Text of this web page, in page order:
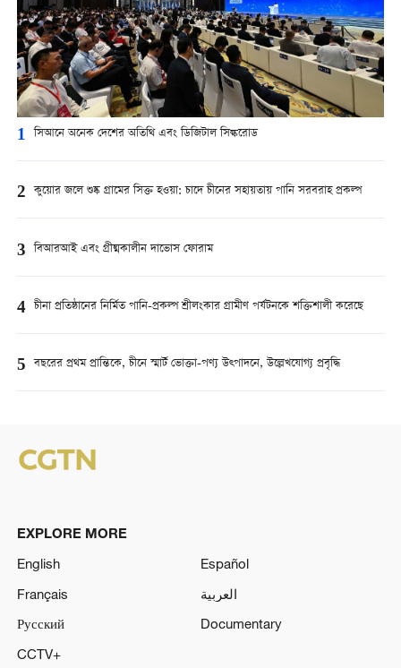
1 সিআনে অনেক দেশের অতিথি এবং ডিজিটাল সিল্করোড
2 কুয়োর জলে শুষ্ক গ্রামের সিক্ত হওয়া: চাদে চীনের সহায়তায় পানি সরবরাহ প্রকল্প
3 বিআরআই এবং গ্রীষ্মকালীন দাভোস ফোরাম
4 চীনা প্রতিষ্ঠানের নির্মিত পানি-প্রকল্প শ্রীলংকার গ্রামীণ পর্যটনকে শক্তিশালী করেছে
5 বছরের প্রথম প্রান্তিকে, চীনে স্মার্ট ভোক্তা-পণ্য উত্পাদনে, উল্লেখযোগ্য প্রবৃদ্ধি
EXPLORE MORE
English
Español
Français
العربية
Русский
Documentary
CCTV+